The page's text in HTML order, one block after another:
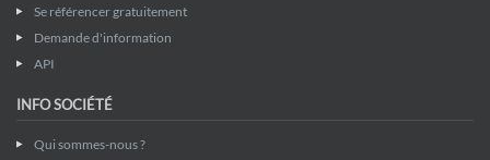
Se référencer gratuitement
Demande d'information
API
INFO SOCIÉTÉ
Qui sommes-nous ?